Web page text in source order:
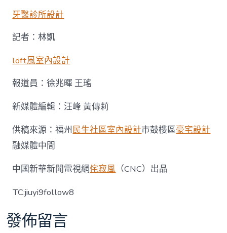
牙醫診所設計
記者：林凱
loft風室內設計
報道員：徐兆暉 王瑤
新媒體編輯：汪峰 黃傳莉
供稿來源：福州民生社區室內設計市鼓樓區豪宅設計
融媒體中間
中國新華新聞電視網侘寂風 （CNC）出品
TC:jiuyi9follow8
發佈留言